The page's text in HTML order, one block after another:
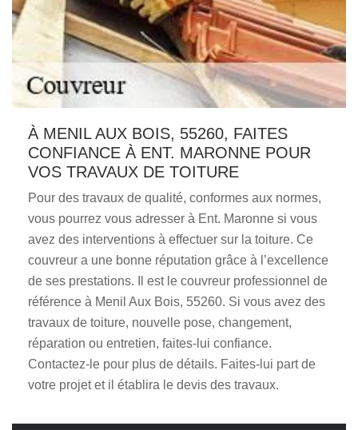
À MENIL AUX BOIS, 55260, FAITES
CONFIANCE À ENT. MARONNE POUR
VOS TRAVAUX DE TOITURE
Pour des travaux de qualité, conformes aux normes,
vous pourrez vous adresser à Ent. Maronne si vous
avez des interventions à effectuer sur la toiture. Ce
couvreur a une bonne réputation grâce à l’excellence
de ses prestations. Il est le couvreur professionnel de
référence à Menil Aux Bois, 55260. Si vous avez des
travaux de toiture, nouvelle pose, changement,
réparation ou entretien, faites-lui confiance.
Contactez-le pour plus de détails. Faites-lui part de
votre projet et il établira le devis des travaux.